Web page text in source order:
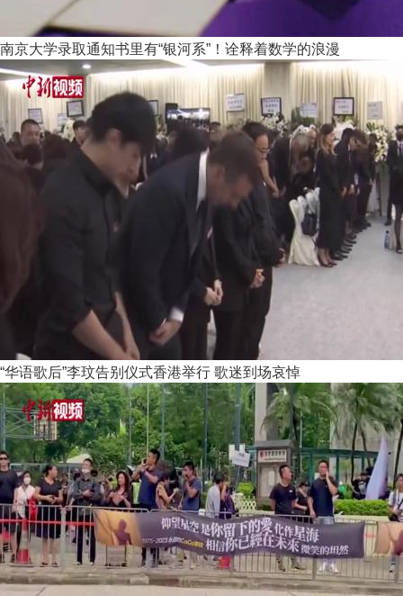
南京大学录取通知书里有“银河系”！诠释着数学的浪漫
“华语歌后”李玟告别仪式香港举行 歌迷到场哀悼